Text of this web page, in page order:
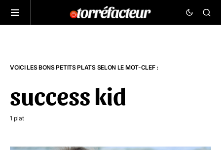
VOICI LES BONS PETITS PLATS SELON LE MOT-CLEF :
success kid
1 plat